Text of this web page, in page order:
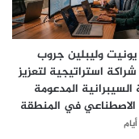
وليبلين جروب
استراتيجية لتعزيز
السيبرانية المدعومة
الاصطناعي في المنطقة